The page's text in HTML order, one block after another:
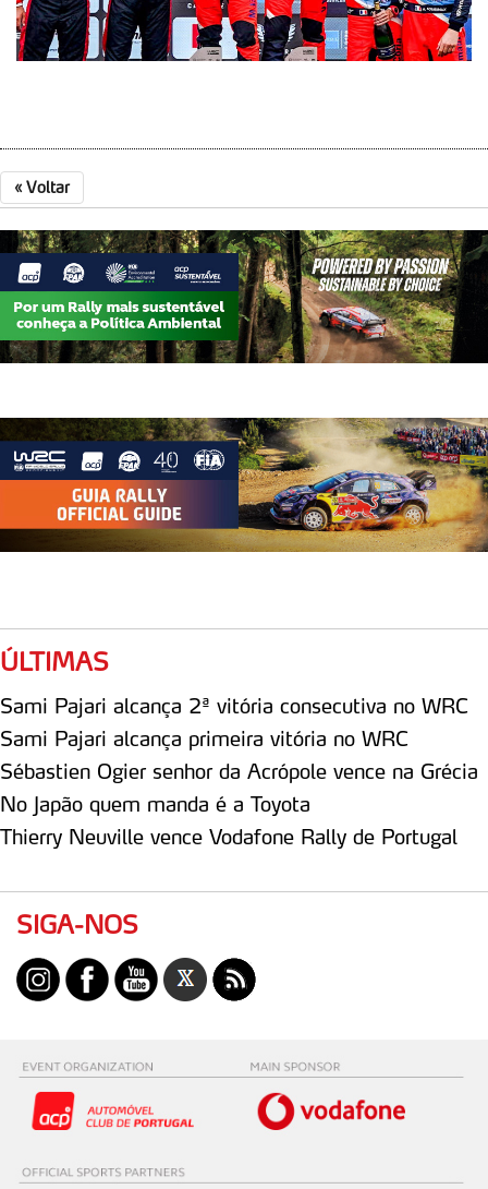
parceiros e organizações na UE e em países terceiros.
Realçamos que o bloqueio de certo tipo de Cookies e
tecnologias similares pode ter impacto na sua
experiência de navegação no Website e nos serviços
disponibilizados.
Consulte a política de cookies do site.
« Voltar
ÚLTIMAS
Sami Pajari alcança 2ª vitória consecutiva no WRC
Sami Pajari alcança primeira vitória no WRC
Sébastien Ogier senhor da Acrópole vence na Grécia
No Japão quem manda é a Toyota
Thierry Neuville vence Vodafone Rally de Portugal
SIGA-NOS